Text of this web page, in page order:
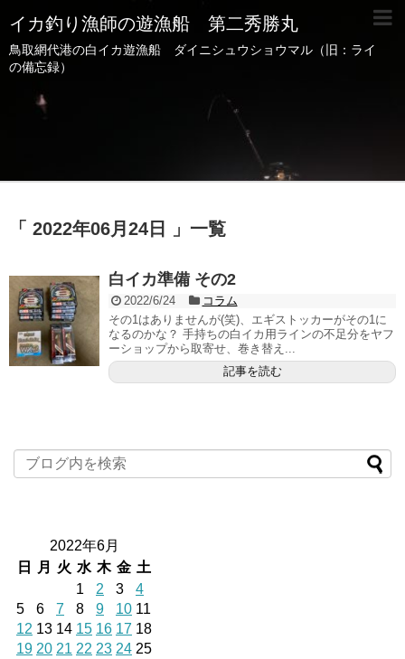
イカ釣り漁師の遊漁船 第二秀勝丸
鳥取網代港の白イカ遊漁船 ダイニシュウショウマル（旧：ライ
の備忘録）
「 2022年06月24日 」一覧
白イカ準備 その2
2022/6/24
コラム
その1はありませんが(笑)、エギストッカーがその1に
なるのかな？ 手持ちの白イカ用ラインの不足分をヤフ
ーショップから取寄せ、巻き替え...
記事を読む
2022年6月
日
月 火 水 木 金 土
1
2 3
4
5
6 7 8 9 10 11
12 13 14 15 16 17 18
19 20 21 22 23 24 25